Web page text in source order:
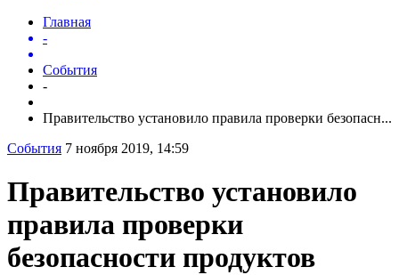
Главная
-
События
-
Правительство установило правила проверки безопасн...
События 7 ноября 2019, 14:59
Правительство установило
правила проверки
безопасности продуктов